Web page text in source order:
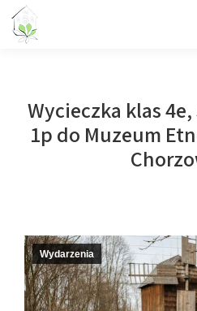
treści
Wycieczka klas
1p do Muzeum
Wydarzenia